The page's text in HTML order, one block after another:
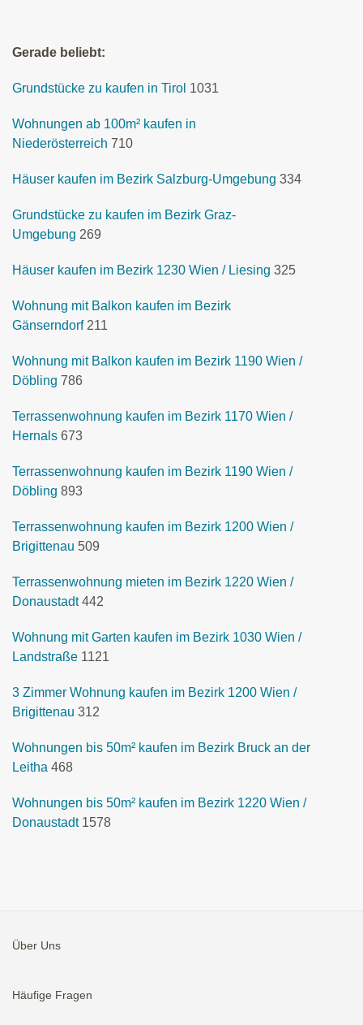
Gerade beliebt:
Grundstücke zu kaufen in Tirol 1031
Wohnungen ab 100m² kaufen in
Niederösterreich 710
Häuser kaufen im Bezirk Salzburg-Umgebung 334
Grundstücke zu kaufen im Bezirk Graz-
Umgebung 269
Häuser kaufen im Bezirk 1230 Wien / Liesing 325
Wohnung mit Balkon kaufen im Bezirk
Gänserndorf 211
Wohnung mit Balkon kaufen im Bezirk 1190 Wien /
Döbling 786
Terrassenwohnung kaufen im Bezirk 1170 Wien /
Hernals 673
Terrassenwohnung kaufen im Bezirk 1190 Wien /
Döbling 893
Terrassenwohnung kaufen im Bezirk 1200 Wien /
Brigittenau 509
Terrassenwohnung mieten im Bezirk 1220 Wien /
Donaustadt 442
Wohnung mit Garten kaufen im Bezirk 1030 Wien /
Landstraße 1121
3 Zimmer Wohnung kaufen im Bezirk 1200 Wien /
Brigittenau 312
Wohnungen bis 50m² kaufen im Bezirk Bruck an der
Leitha 468
Wohnungen bis 50m² kaufen im Bezirk 1220 Wien /
Donaustadt 1578
Über Uns
Häufige Fragen